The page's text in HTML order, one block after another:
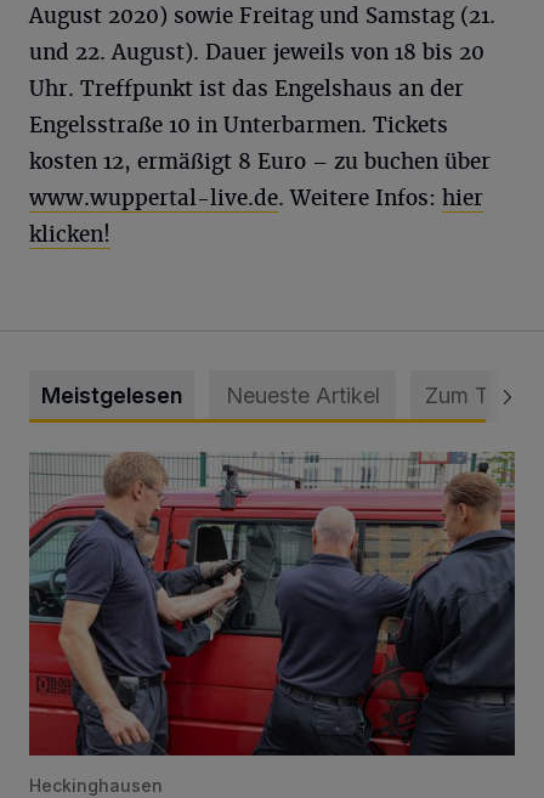
August 2020) sowie Freitag und Samstag (21.
und 22. August). Dauer jeweils von 18 bis 20
Uhr. Treffpunkt ist das Engelshaus an der
Engelsstraße 10 in Unterbarmen. Tickets
kosten 12, ermäßigt 8 Euro – zu buchen über
www.wuppertal-live.de. Weitere Infos: hier
klicken!
Meistgelesen Neueste Artikel Zum Thema
Feuerwehr befreit Kind aus verschlossenem VW Bulli
Heckinghausen